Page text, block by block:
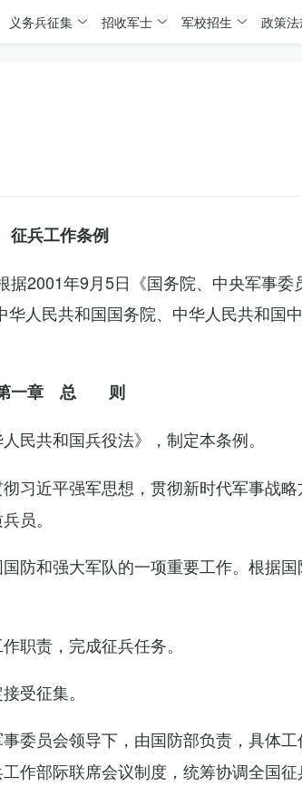
义务兵征集 招收军士 军校招生 政策
征兵工作条例
2001年9月5日《国务院、中央军事委
人民共和国国务院、中华人民共和国
一章 总 则
民共和国兵役法》，制定本条例。
习近平强军思想，贯彻新时代军事战
员。
防和强大军队的一项重要工作。根据
职责，完成征兵任务。
受征集。
委员会领导下，由国防部负责，具体
作部际联席会议制度，统筹协调全国征